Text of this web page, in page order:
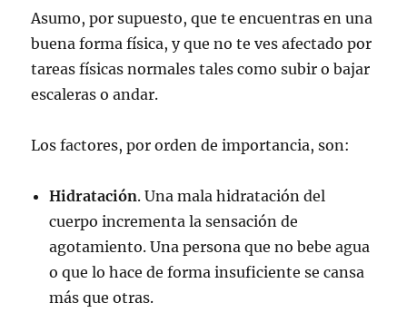
Asumo, por supuesto, que te encuentras en una
buena forma física, y que no te ves afectado por
tareas físicas normales tales como subir o bajar
escaleras o andar.
Los factores, por orden de importancia, son:
Hidratación. Una mala hidratación del
cuerpo incrementa la sensación de
agotamiento. Una persona que no bebe agua
o que lo hace de forma insuficiente se cansa
más que otras.